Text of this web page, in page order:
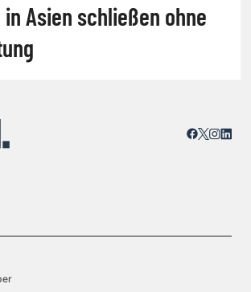
Asien schließen ohne